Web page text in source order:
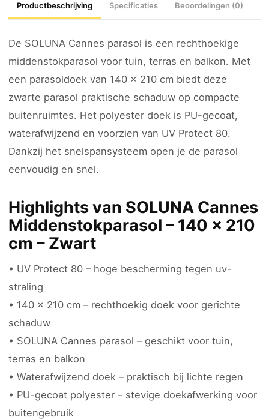
Productbeschrijving Specificaties Beoordelingen (0)
De SOLUNA Cannes parasol is een rechthoekige
middenstokparasol voor tuin, terras en balkon. Met
een parasoldoek van 140 x 210 cm biedt deze
zwarte parasol praktische schaduw op compacte
buitenruimtes. Het polyester doek is PU-gecoat,
waterafwijzend en voorzien van UV Protect 80.
Dankzij het snelspansysteem open je de parasol
eenvoudig en snel.
Highlights van SOLUNA Cannes
Middenstokparasol – 140 x 210
cm – Zwart
• UV Protect 80 – hoge bescherming tegen uv-
straling
• 140 x 210 cm – rechthoekig doek voor gerichte
schaduw
• SOLUNA Cannes parasol – geschikt voor tuin,
terras en balkon
• Waterafwijzend doek – praktisch bij lichte regen
• PU-gecoat polyester – stevige doekafwerking voor
buitengebruik